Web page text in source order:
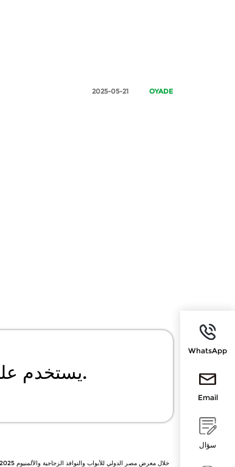
WhatsApp
Email
سؤال
2025-05-21 OYADE
يستخدم على نطاق واسع في مختلف المجالات، والحل الأمثل لمشاكلك.